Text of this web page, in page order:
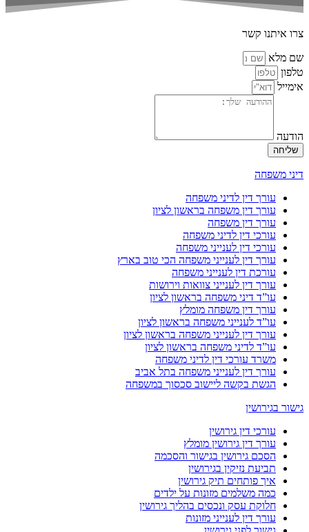
צרו איתנו קשר
שם מלא
טלפון
אימייל
הודעה
שליחה
דיני משפחה
עורך דין לדיני משפחה
עורך דין משפחה בראשון לציון
עורך דין משפחה
עורכי דין לדיני משפחה
עורכי דין לענייני משפחה
עורך דין לענייני משפחה הכי טוב בארץ
עורכת דין לענייני משפחה
עורך דין לענייני צוואות וירושות
עו”ד דיני משפחה בראשון לציון
עורך דין משפחה מומלץ
עו”ד לענייני משפחה בראשון לציון
עורך דין לענייני משפחה בראשון לציון
עו”ד לדיני משפחה בראשון לציון
משרד עורכי דין לדיני משפחה
עורך דין לענייני משפחה בתל אביב
הגשת בקשה ליישוב סכסוך במשפחה
גישור בגירושין
עורכי דין גירושין
עורך דין גירושין מומלץ
הסכם גירושין בגישור והסכמה
תביעת נזיקין בגירושין
איך פותחים תיק גירושין
כמה משלמים מזונות על ילדים
חלוקת עסק ונכסים בהליך גירושין
עורך דין לענייני מזונות